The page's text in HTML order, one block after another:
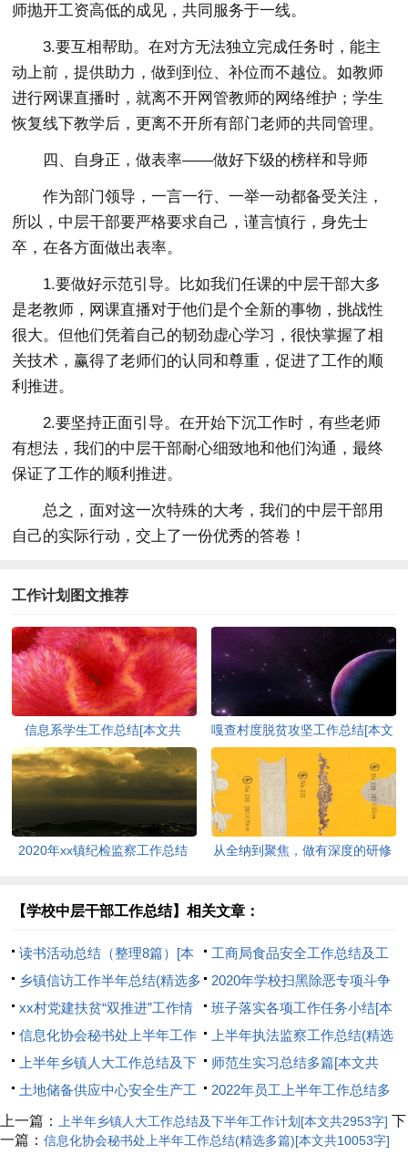
师抛开工资高低的成见，共同服务于一线。
3.要互相帮助。在对方无法独立完成任务时，能主
动上前，提供助力，做到到位、补位而不越位。如教师
进行网课直播时，就离不开网管教师的网络维护；学生
恢复线下教学后，更离不开所有部门老师的共同管理。
四、自身正，做表率——做好下级的榜样和导师
作为部门领导，一言一行、一举一动都备受关注，
所以，中层干部要严格要求自己，谨言慎行，身先士
卒，在各方面做出表率。
1.要做好示范引导。比如我们任课的中层干部大多
是老教师，网课直播对于他们是个全新的事物，挑战性
很大。但他们凭着自己的韧劲虚心学习，很快掌握了相
关技术，赢得了老师们的认同和尊重，促进了工作的顺
利推进。
2.要坚持正面引导。在开始下沉工作时，有些老师
有想法，我们的中层干部耐心细致地和他们沟通，最终
保证了工作的顺利推进。
总之，面对这一次特殊的大考，我们的中层干部用
自己的实际行动，交上了一份优秀的答卷！
工作计划图文推荐
信息系学生工作总结[本文共
8230字]
嘎查村度脱贫攻坚工作总结[本文
共1762字]
2020年xx镇纪检监察工作总结
从全纳到聚焦，做有深度的研修
【学校中层干部工作总结】相关文章：
读书活动总结（整理8篇）[本
文共9227字]
工商局食品安全工作总结及工
作打算(精选多篇)[本文共15887
字]
乡镇信访工作半年总结(精选多
篇)[本文共8495字]
2020年学校扫黑除恶专项斗争
工作总结[本文共563字]
xx村党建扶贫“双推进”工作情
况汇报[本文共4076字]
班子落实各项工作任务小结[本
文共550字]
信息化协会秘书处上半年工作
总结(精选多篇)[本文共10053字]
上半年执法监察工作总结(精选
多篇)[本文共14139字]
上半年乡镇人大工作总结及下
半年工作计划[本文共2953字]
师范生实习总结多篇[本文共
6566字]
土地储备供应中心安全生产工
作情况汇报[本文共556字]
2022年员工上半年工作总结多
篇[本文共12418字]
上一篇： 上半年乡镇人大工作总结及下半年工作计划[本文共2953字] 下
一篇： 信息化协会秘书处上半年工作总结(精选多篇)[本文共10053字]